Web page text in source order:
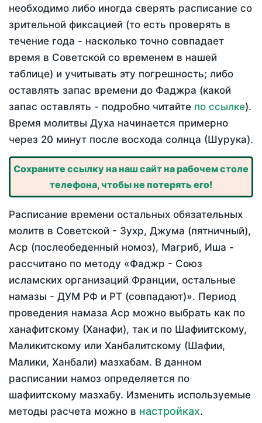
необходимо либо иногда сверять расписание со
зрительной фиксацией (то есть проверять в
течение года - насколько точно совпадает
время в Советской со временем в нашей
таблице) и учитывать эту погрешность; либо
оставлять запас времени до Фаджра (какой
запас оставлять - подробно читайте по ссылке).
Время молитвы Духа начинается примерно
через 20 минут после восхода солнца (Шурука).
Сохраните ссылку на наш сайт на рабочем столе
телефона, чтобы не потерять его!
Расписание времени остальных обязательных
молитв в Советской - Зухр, Джума (пятничный),
Аср (послеобеденный номоз), Магриб, Иша -
рассчитано по методу «Фаджр - Союз
исламских организаций Франции, остальные
намазы - ДУМ РФ и РТ (совпадают)». Период
проведения намаза Аср можно выбрать как по
ханафитскому (Ханафи), так и по Шафиитскому,
Маликитскому или Ханбалитскому (Шафии,
Малики, Ханбали) мазхабам. В данном
расписании намоз определяется по
шафиитскому мазхабу. Изменить используемые
методы расчета можно в настройках.